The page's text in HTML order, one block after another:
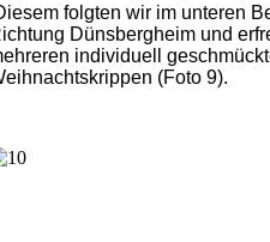
folgten wir im unteren
Dünsbergheim und
individuell
(Foto 9).